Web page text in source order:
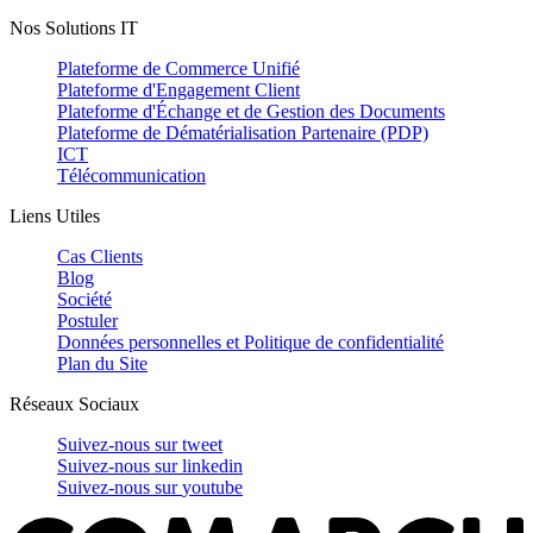
Nos Solutions IT
Plateforme de Commerce Unifié
Plateforme d'Engagement Client
Plateforme d'Échange et de Gestion des Documents
Plateforme de Dématérialisation Partenaire (PDP)
ICT
Télécommunication
Liens Utiles
Cas Clients
Blog
Société
Postuler
Données personnelles et Politique de confidentialité
Plan du Site
Réseaux Sociaux
Suivez-nous surtweet
Suivez-nous surlinkedin
Suivez-nous suryoutube